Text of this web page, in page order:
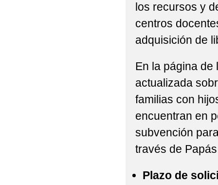
los recursos y
centros
adquisición de
En la página de
actualizada
familias con
encuentran en
subvención
través de
Plazo de